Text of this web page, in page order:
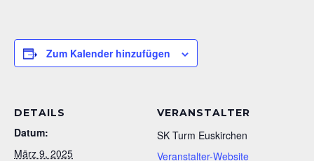
Zum Kalender hinzufügen
DETAILS
Datum:
März 9, 2025
VERANSTALTER
SK Turm Euskirchen
Veranstalter-Website